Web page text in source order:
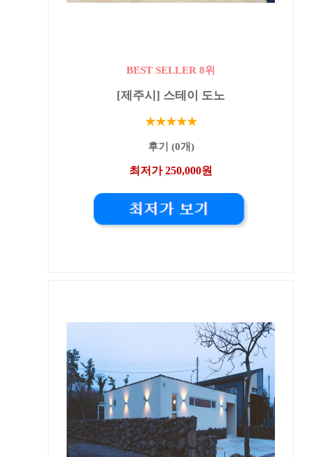
BEST SELLER 8위
[제주시] 스테이 도노
★★★★★
후기 (0개)
최저가 250,000원